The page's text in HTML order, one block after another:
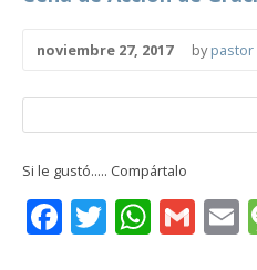
noviembre 27, 2017 bypastor
Si le gustó..... Compártalo
Facebook
Twitter